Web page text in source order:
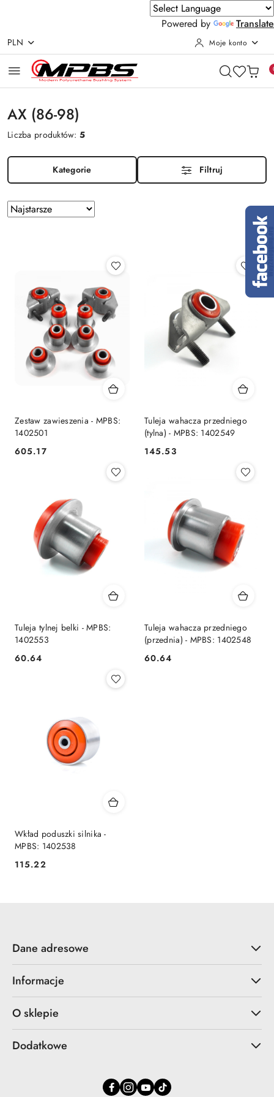
Powered by
Translate
Przejdź do treści głównej
Przejdź do wyszukiwarki
Przejdź do moje konto
Przejdź do menu głównego
Przejdź do stopki
PLN Moje konto
AX (86-98)
Liczba produktów:5
Kategorie Filtruj
Zastosowano
sortowanie:
Sortuj
według
Zestaw zawieszenia - MPBS:
1402501
Cena:
605.17
Tuleja wahacza przedniego
(tylna) - MPBS: 1402549
Cena:
145.53
Tuleja tylnej belki - MPBS:
1402553
Cena:
60.64
Tuleja wahacza przedniego
(przednia) - MPBS: 1402548
Cena:
60.64
Wkład poduszki silnika -
MPBS: 1402538
Cena:
115.22
Dane adresowe
Informacje
O sklepie
Dodatkowe